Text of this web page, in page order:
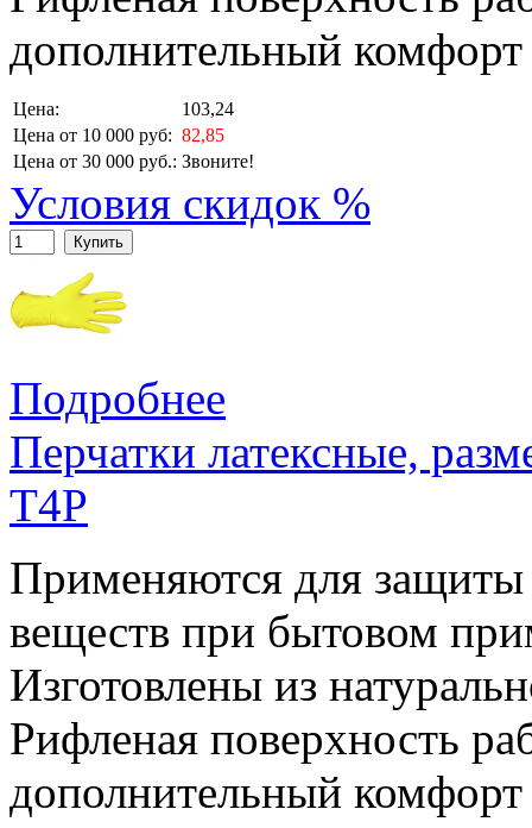
дополнительный комфорт
Цена:
103,24
Цена от 10 000 руб: 82,85
Цена от 30 000 руб.: Звоните!
Условия скидок %
Купить
Подробнее
Перчатки латексные,
T4P
Применяются для
веществ при бытовом
Изготовлены из
Рифленая поверхность
дополнительный комфорт